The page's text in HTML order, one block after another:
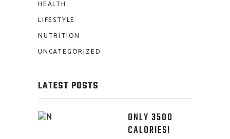
HEALTH
LIFESTYLE
NUTRITION
UNCATEGORIZED
LATEST POSTS
ONLY 3500
CALORIES!